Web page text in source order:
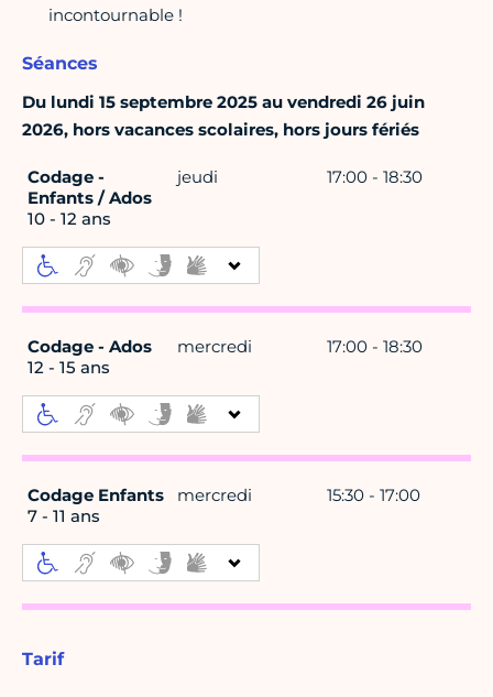
incontournable !
Séances
Du lundi 15 septembre 2025 au vendredi 26 juin
2026, hors vacances scolaires, hors jours fériés
Codage -
Enfants / Ados
10 - 12 ans
jeudi 17:00 - 18:30
Codage - Ados
12 - 15 ans
mercredi 17:00 - 18:30
Codage Enfants
7 - 11 ans
mercredi 15:30 - 17:00
Tarif